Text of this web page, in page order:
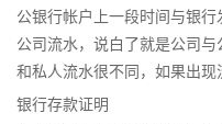
公银行帐户上一段时间与银
公司流水，说白了就是公司
和私人流水很不同，如果出现
银行存款证明